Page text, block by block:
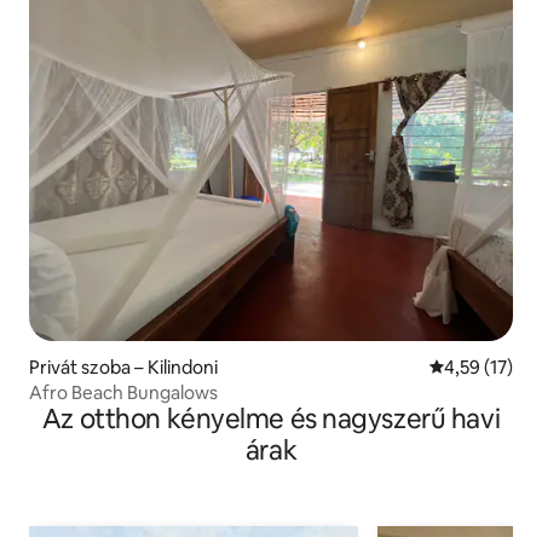
Privát szoba – Kilindoni Átlagos
4,59 (17)
Afro Beach Bungalows
Az otthon kényelme és nagyszerű havi
árak